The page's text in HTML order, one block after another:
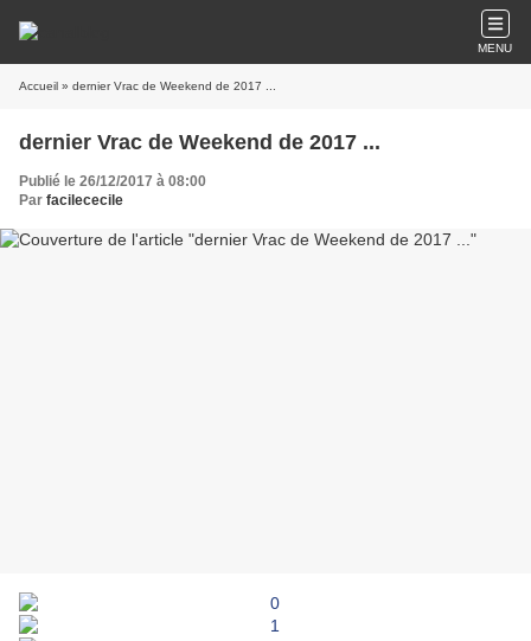
MENU
Accueil » dernier Vrac de Weekend de 2017 ...
dernier Vrac de Weekend de 2017 ...
Publié le 26/12/2017 à 08:00
Par facilececile